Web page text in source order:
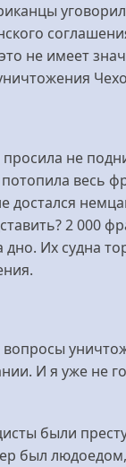
не имеет
не
весь
достался
2 000
Их судна
И я уже не
были
был